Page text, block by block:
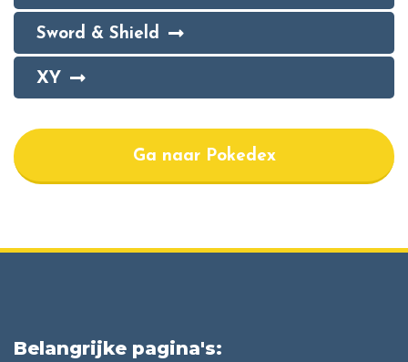
Sword & Shield
XY
Ga naar Pokedex
Belangrijke pagina's: